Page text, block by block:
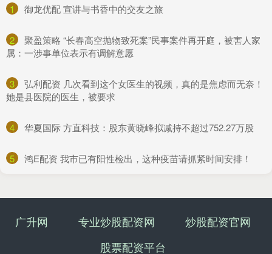
1 ​御龙优配 宣讲与书香中的交友之旅
2
​聚盈策略 “长春高空抛物致死案”民事案件再开庭，被害人家
属：一涉事单位表示有调解意愿
3
​弘利配资 几次看到这个女医生的视频，真的是焦虑而无奈！
她是县医院的医生，被要求
4 ​华夏国际 方直科技：股东黄晓峰拟减持不超过752.27万股
5 ​鸿E配资 我市已有阳性检出，这种疫苗请抓紧时间安排！
广升网 专业炒股配资网
炒股配资官网
股票配资平台